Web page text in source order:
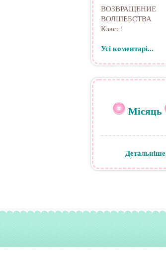
ВОЗВРАЩЕНИЕ
ВОЛШЕБСТВА
Класс!
Усі коментарі...
Місяць
Детальніше